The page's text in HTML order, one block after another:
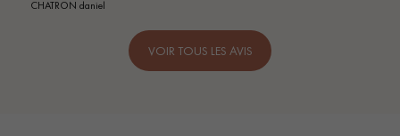
daniel
VOIR TOUS LES AVIS